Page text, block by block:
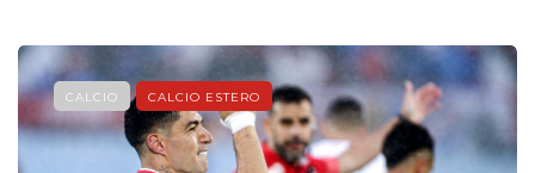
CALCIO CALCIO ESTERO